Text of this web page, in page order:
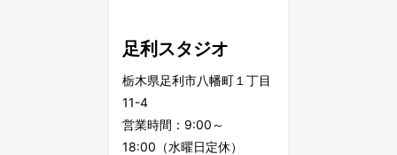
足利スタジオ
栃木県足利市八幡町１丁目
11-4
営業時間：9:00～
18:00（水曜日定休）